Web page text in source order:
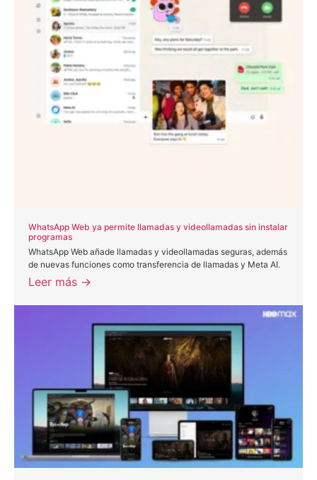
WhatsApp Web ya permite llamadas y videollamadas sin instalar
programas
WhatsApp Web añade llamadas y videollamadas seguras, además
de nuevas funciones como transferencia de llamadas y Meta AI.
Leer más →